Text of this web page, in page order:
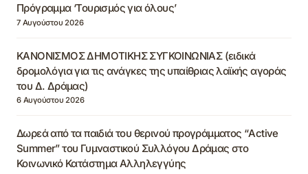
Πρόγραμμα ‘Τουρισμός για όλους’
7 Αυγούστου 2026
ΚΑΝΟΝΙΣΜΟΣ ΔΗΜΟΤΙΚΗΣ ΣΥΓΚΟΙΝΩΝΙΑΣ (ειδικά
δρομολόγια για τις ανάγκες της υπαίθριας λαϊκής αγοράς
του Δ. Δράμας)
6 Αυγούστου 2026
Δωρεά από τα παιδιά του θερινού προγράμματος “Active
Summer” του Γυμναστικού Συλλόγου Δράμας στο
Κοινωνικό Κατάστημα Αλληλεγγύης